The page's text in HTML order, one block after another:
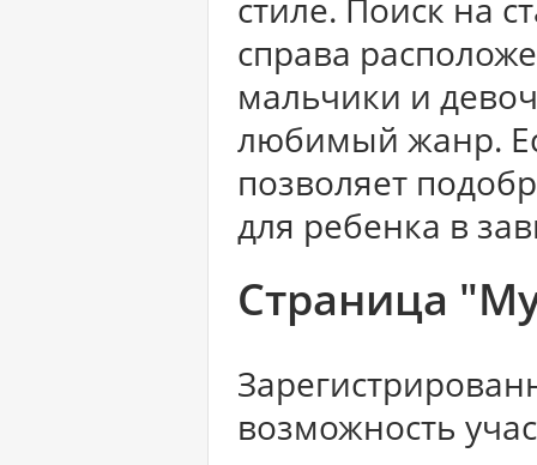
стиле. Поиск на
справа
мальчики и
любимый жанр.
позволяет
для ребенка в
Страница
возможность